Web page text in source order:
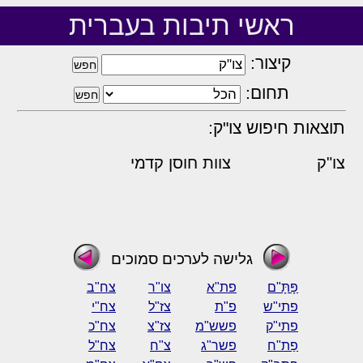
ראשי תיבות בעברית
קיצור:
תחום:
תוצאות חיפוש צו"ק:
צו"ק צוות חוסן קדמי
גלישה לערכים סמוכים
פָּתָּ"ם פת"א צו"ר
צח"ב
פתי"ש
פ"ת צז"ל
צח"י
פתי"ק
פשש"מ צז"צ
צח"כ
פַת"ח
פשר"ג צ"ח
צח"ל